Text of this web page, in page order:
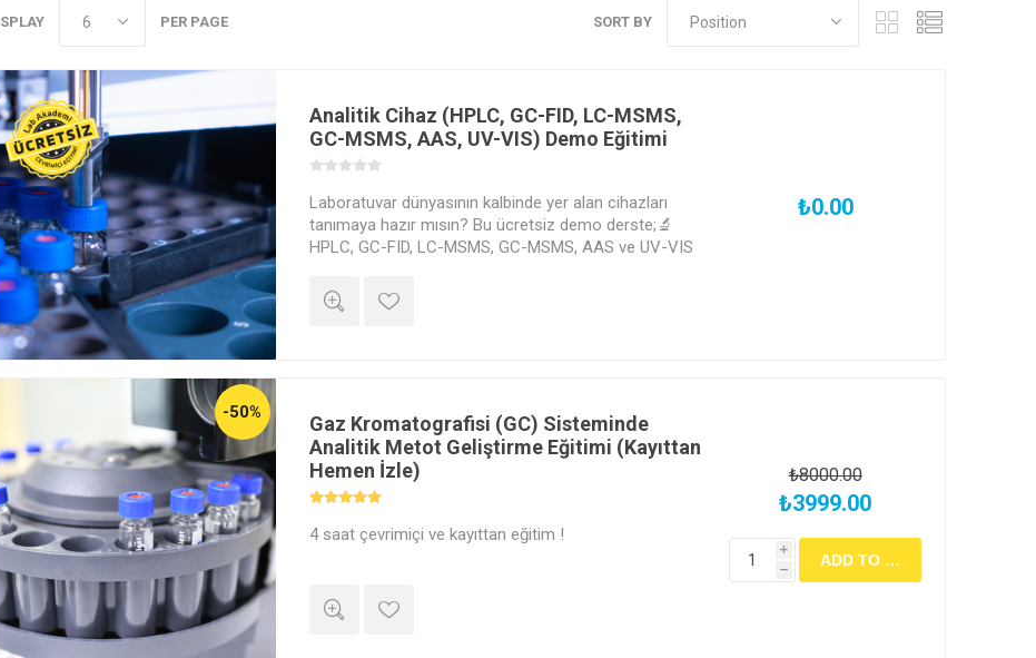
SORT BY
PER PAGE
Analitik Cihaz (HPLC, GC-FID, LC-MSMS,
GC-MSMS, AAS, UV-VIS) Demo Eğitimi
Laboratuvar dünyasının kalbinde yer alan cihazları
tanımaya hazır mısın? Bu ücretsiz demo derste;🔬
HPLC, GC-FID, LC-MSMS, GC-MSMS, AAS ve UV-VIS
₺0.00
-50%
Gaz Kromatografisi (GC) Sisteminde
Analitik Metot Geliştirme Eğitimi (Kayıttan
Hemen İzle)
4 saat çevrimiçi ve kayıttan eğitim !
₺8000.00
₺3999.00
i
h